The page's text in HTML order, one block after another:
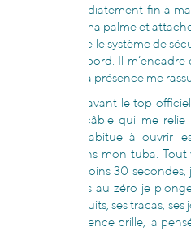
mettrait immédiatement fin à
nez, chausse ma palme et
laquelle repose le système de
Gautier est à bord. Il
ma sécurité. Sa présence me
Trois minutes avant le top
longe sur le câble qui me
visage et m'habitue à ouvrir
lentement dans mon tuba.
est lancé. A moins 30
maximale, puis au zéro je
surface, ses bruits, ses tracas,
où je vais le silence brille, la